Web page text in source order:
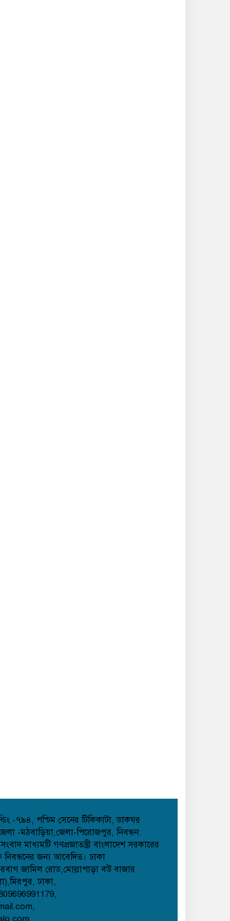
-৭৯৪, পশ্চিম সেনের টিকিকাটা, ডাকঘর
-মঠবাড়িয়া,জেলা-পিরোজপুর, নিবন্ধন:
মাধ্যমটি গণপ্রজাতন্ত্রী বাংলাদেশ সরকারের
নিবন্ধনের জন্য আবেদিত। ঢাকা
জামিল রোড,মোল্লাপাড়া বউ বাজার
ঢাকা,